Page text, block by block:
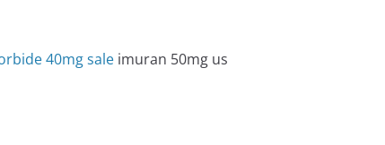
40mg sale imuran 50mg us